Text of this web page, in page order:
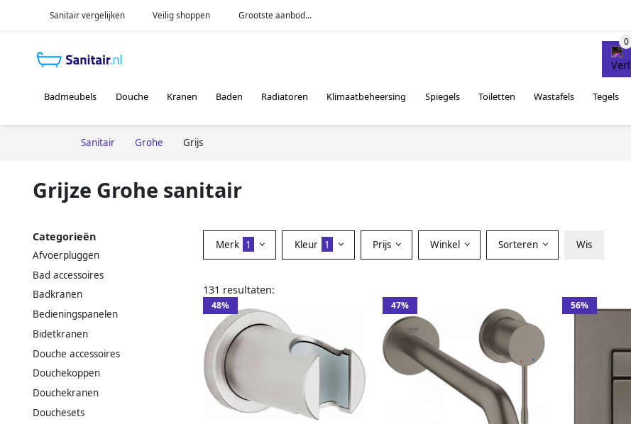
Sanitair vergelijken Veilig shoppen Grootste aanbod...
Badmeubels Douche Kranen Baden Radiatoren Klimaatbeheersing Spiegels Toiletten Wastafels Tegels
Sanitair Grohe Grijs
Grijze Grohe sanitair
Categorieën
Afvoerpluggen
Bad accessoires
Badkranen
Bedieningspanelen
Bidetkranen
Douche accessoires
Douchekoppen
Douchekranen
Douchesets
Merk 1 Kleur 1 Prijs Winkel Sorteren Wis
131 resultaten:
48% 47% 56%